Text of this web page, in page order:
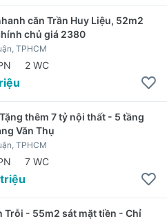
căn Trần Huy Liệu, 52m2
chủ giá 2380
TPHCM
2 WC
thêm 7 tỷ nội thất - 5 tầng
Văn Thụ
TPHCM
7 WC
Trỗi - 55m2 sát mặt tiền - Chỉ